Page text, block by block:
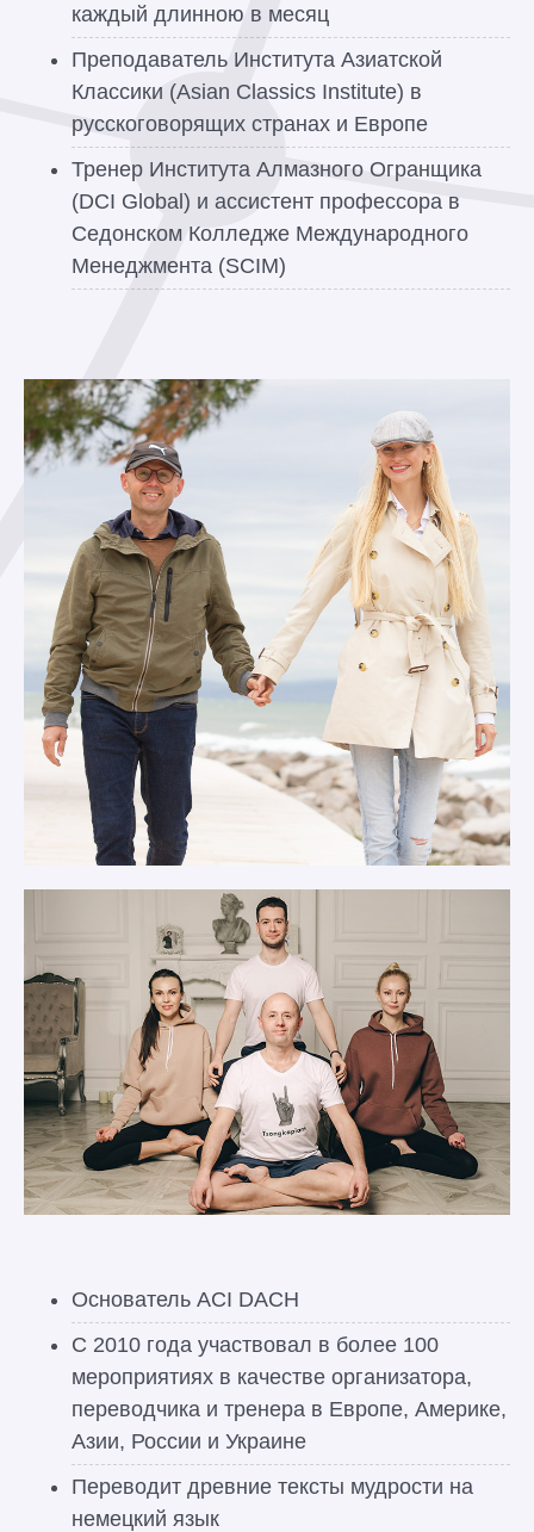
каждый длинною в месяц
Преподаватель Института Азиатской
Классики (Asian Classics Institute) в
русскоговорящих странах и Европе
Тренер Института Алмазного Огранщика
(DCI Global) и ассистент профессора в
Седонском Колледже Международного
Менеджмента (SCIM)
Основатель ACI DACH
С 2010 года участвовал в более 100
мероприятиях в качестве организатора,
переводчика и тренера в Европе, Америке,
Азии, России и Украине
Переводит древние тексты мудрости на
немецкий язык